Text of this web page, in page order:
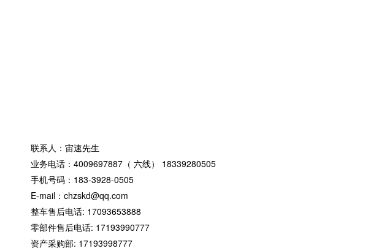
联系人：宙速先生
业务电话：4009697887（ 六线） 18339280505
手机号码：183-3928-0505
E-mail：chzskd@qq.com
整车售后电话: 17093653888
零部件售后电话: 17193990777
资产采购部: 17193998777